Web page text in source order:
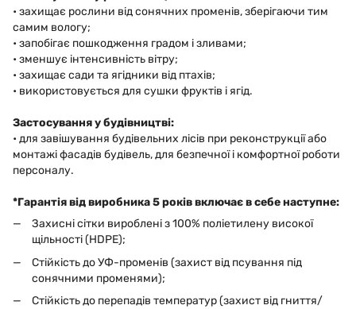
• захищає рослини від сонячних променів, зберігаючи тим
самим вологу;
• запобігає пошкодження градом і зливами;
• зменшує інтенсивність вітру;
• захищає сади та ягідники від птахів;
• використовується для сушки фруктів і ягід.
Застосування у будівництві:
• для завішування будівельних лісів при реконструкції або
монтажі фасадів будівель, для безпечної і комфортної роботи
персоналу.
*Гарантія від виробника 5 років включає в себе наступне:
Захисні сітки вироблені з 100% поліетилену високої
щільності (HDPE);
Стійкість до УФ-променів (захист від псування під
сонячними променями);
Стійкість до перепадів температур (захист від гниття/